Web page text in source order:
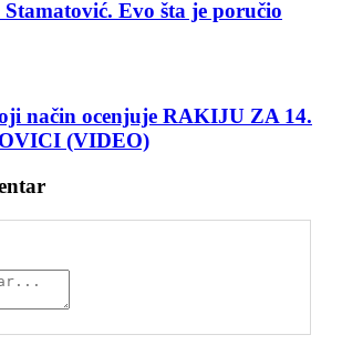
Evo šta je poručio
način ocenjuje RAKIJU ZA 14.
(VIDEO)